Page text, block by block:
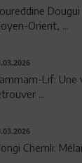
Orient, ...
Lif: Une
...
Chemli: